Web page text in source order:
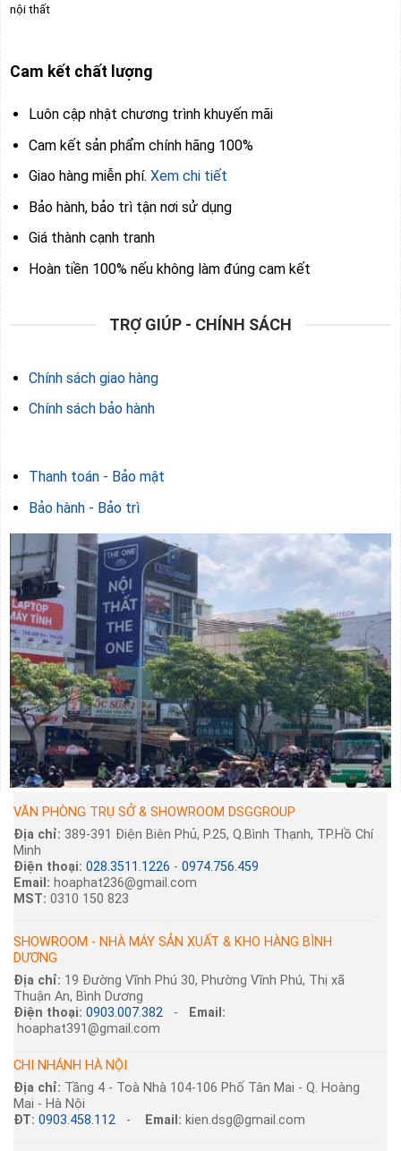
nội thất
Cam kết chất lượng
Luôn cập nhật chương trình khuyến mãi
Cam kết sản phẩm chính hãng 100%
Giao hàng miễn phí. Xem chi tiết
Bảo hành, bảo trì tận nơi sử dụng
Giá thành cạnh tranh
Hoàn tiền 100% nếu không làm đúng cam kết
TRỢ GIÚP - CHÍNH SÁCH
Chính sách giao hàng
Chính sách bảo hành
Thanh toán - Bảo mật
Bảo hành - Bảo trì
VĂN PHÒNG TRỤ SỞ & SHOWROOM DSGGROUP
Địa chỉ: 389-391 Điện Biên Phủ, P.25, Q.Bình Thạnh, TP.Hồ Chí
Minh
Điện thoại: 028.3511.1226 - 0974.756.459
Email: hoaphat236@gmail.com
MST: 0310 150 823
SHOWROOM - NHÀ MÁY SẢN XUẤT & KHO HÀNG BÌNH
DƯƠNG
Địa chỉ: 19 Đường Vĩnh Phú 30, Phường Vĩnh Phú, Thị xã
Thuận An, Bình Dương
Điện thoại: 0903.007.382-
Email:
hoaphat391@gmail.com
CHI NHÁNH HÀ NỘI
Địa chỉ: Tầng 4 - Toà Nhà 104-106 Phố Tân Mai - Q. Hoàng
Mai - Hà Nội
ĐT: 0903.458.112- Email: kien.dsg@gmail.com